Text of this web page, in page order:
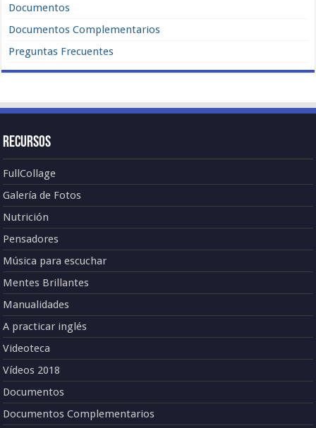
Documentos
Documentos Complementarios
Preguntas Frecuentes
Recursos
FullCollage
Galería de Fotos
Nutrición
Pensadores
Música para escuchar
Mentes Brillantes
Manualidades
A practicar inglés
Videoteca
Vídeos 2018
Documentos
Documentos Complementarios